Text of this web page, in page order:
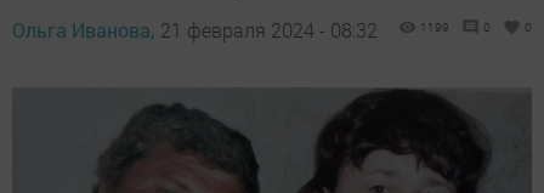
Ольга Иванова, 21 февраля 2024 - 08:32 1199 0 0